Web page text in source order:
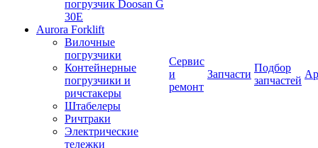
погрузчик Doosan G
30E
Aurora Forklift
Вилочные
погрузчики
Контейнерные
погрузчики и
ричстакеры
Штабелеры
Ричтраки
Электрические
тележки
Сервис
и
ремонт
Запчасти
Подбор
запчастей